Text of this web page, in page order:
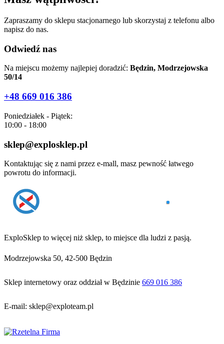
Zapraszamy do sklepu stacjonarnego lub skorzystaj z telefonu albo
napisz do nas.
Odwiedź nas
Na miejscu możemy najlepiej doradzić: Będzin, Modrzejowska
50/14
+48 669 016 386
Poniedziałek - Piątek:
10:00 - 18:00
sklep@explosklep.pl
Kontaktując się z nami przez e-mall, masz pewność łatwego
powrotu do informacji.
ExploSklep to więcej niż sklep, to miejsce dla ludzi z pasją.
Modrzejowska 50, 42-500 Będzin
Sklep internetowy oraz oddział w Będzinie 669 016 386
E-mail: sklep@exploteam.pl